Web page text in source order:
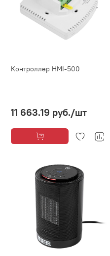
Контроллер HMI-500
11 663.19 руб./шт